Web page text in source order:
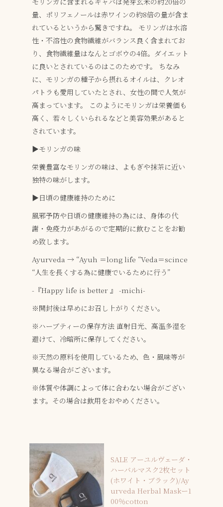
量、ポリフェノールは赤ワインの約8倍の量が含ま
れているというから驚きですね。
モリンガは水溶
性・不溶性の食物繊維がバランス良く含まれてお
り、食物繊維量はなんとゴボウの4倍。ダイエット
に良いとされているのはこのためです。
ちなみ
に、モリンガの種子から摂れるオイルは、クレオ
パトラも愛用していたとされ、女性の間で人気が
高まっています。
このようにモリンガは栄養価も
高く、若々しくいられるなどと美容効果があると
されています。
▶︎モリンガの味
栄養豊富なモリンガの味は、よもぎや抹茶に近い
独特の味がします。
▶︎日頃の健康維持のために
風邪予防や日頃の健康維持の為には、身体の代
謝・免疫力があがるので定期的に飲むことをお勧
め致します。
Ayurveda → “Ayuh ＝long life “Veda＝scince
“人生を長くする為に健康でいるために行う”
-『Happy life is better 』 -michi-
※開封後は早めにお召し上がりください。
※ハーブティーの保存方法 直射日光、高温多湿を
避けて、冷暗所に保存してください。
※天然の原料を使用しているため、色・風味等が
異なる場合がございます。
※体質や体調によって体に合わない場合がござい
ます。その場合は飲用をおやめください。
SALE アーユルヴェーダ・
ハーバルマスク2枚セット
(ホワイト・ブラック)/Ay
urveda Herbal Maskー1
00％cotton